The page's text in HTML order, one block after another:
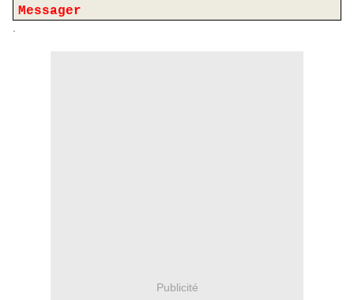
Messager
Publicité